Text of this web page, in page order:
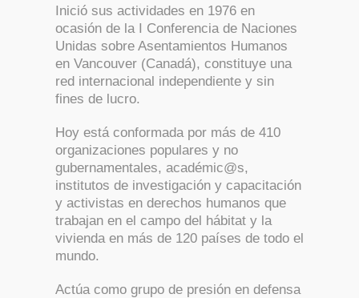
Inició sus actividades en 1976 en
ocasión de la I Conferencia de Naciones
Unidas sobre Asentamientos Humanos
en Vancouver (Canadá), constituye una
red internacional independiente y sin
fines de lucro.
Hoy está conformada por más de 410
organizaciones populares y no
gubernamentales, académic@s,
institutos de investigación y capacitación
y activistas en derechos humanos que
trabajan en el campo del hábitat y la
vivienda en más de 120 países de todo el
mundo.
Actúa como grupo de presión en defensa